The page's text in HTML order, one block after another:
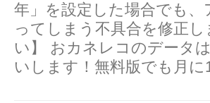
年」を設定した場合でも
ってしまう不具合を修正
い】 おカネレコのデータ
いします！無料版でも月